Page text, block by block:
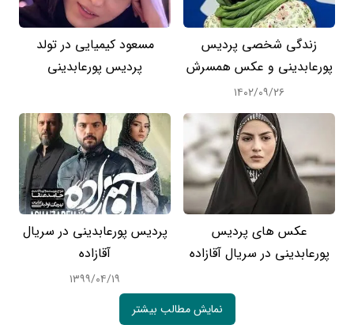
زندگی شخصی پردیس
پورعابدینی و عکس همسرش
۱۴۰۲/۰۹/۲۶
مسعود کیمیایی در تولد
پردیس پورعابدینی
عکس های پردیس
پورعابدینی در سریال آقازاده
پردیس پورعابدینی در سریال
آقازاده
۱۳۹۹/۰۴/۱۹
نمایش مطالب بیشتر